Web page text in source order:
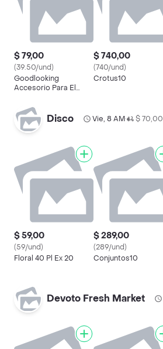
$ 79,00
(39.50/und)
Goodlooking
Accesorio Para El
$ 740,00
(740/und)
Crotus10
Disco Vie, 8 AM• $ 70,00
$ 59,00
(59/und)
Floral 40 Pl Ex 20
$ 289,00
(289/und)
Conjuntos10
Devoto Fresh Market